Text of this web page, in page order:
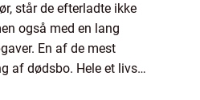
står de efterladte ikke
også med en lang
En af de mest
af dødsbo. Hele et livs